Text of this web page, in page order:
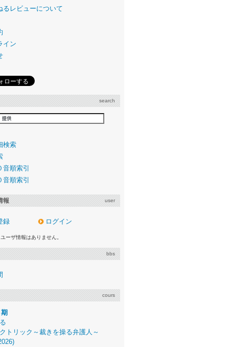
るレビューについて
イン
search
検索
順索引
順索引
報 user
録 ログイン
ーザ情報はありません。
bbs
cours
トリック～裁きを操る弁護人～